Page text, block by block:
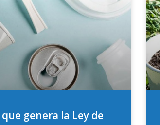
genera la Ley de